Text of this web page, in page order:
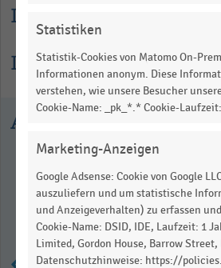
Lesehilfe
Informationen zur
data
Ausgewählte Statistiken
Statistiken
Statistik-Cookies von Matomo On-
Informationen anonym. Diese
verstehen, wie unsere Besucher
Cookie-Name: _pk_*.* Cookie-
Marketing-Anzeigen
Google Adsense: Cookie von Google
auszuliefern und um statistische
und Anzeigeverhalten) zu erfassen
Cookie-Name: DSID, IDE, Laufzeit: 1
Limited, Gordon House, Barrow
Datenschutzhinweise: https://